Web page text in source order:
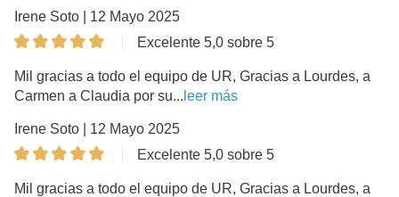
Irene Soto | 12 Mayo 2025
Excelente 5,0 sobre 5
Mil gracias a todo el equipo de UR, Gracias a Lourdes, a
Carmen a Claudia por su... leer más
Irene Soto | 12 Mayo 2025
Excelente 5,0 sobre 5
Mil gracias a todo el equipo de UR, Gracias a Lourdes, a